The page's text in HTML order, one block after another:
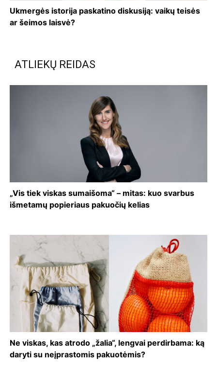
Ukmergės istorija paskatino diskusiją: vaikų teisės
ar šeimos laisvė?
ATLIEKŲ REIDAS
„Vis tiek viskas sumaišoma“ – mitas: kuo svarbus
išmetamų popieriaus pakuočių kelias
Ne viskas, kas atrodo „žalia“, lengvai perdirbama: ką
daryti su neįprastomis pakuotėmis?